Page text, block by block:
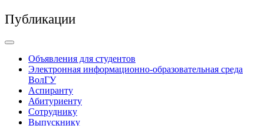
Публикации
Объявления для студентов
Электронная информационно-образовательная среда
ВолГУ
Аспиранту
Абитуриенту
Сотруднику
Выпускнику